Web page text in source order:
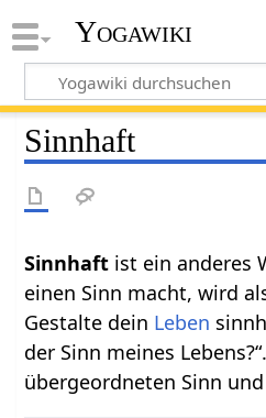
Yogawiki
Sinnhaft
ist ein anderes
einen Sinn macht, wird
Gestalte dein Leben
der Sinn meines
übergeordneten Sinn